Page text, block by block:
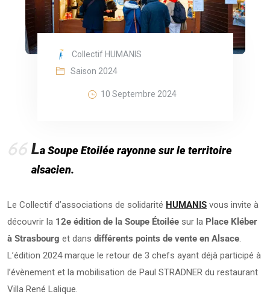
Collectif HUMANIS
Saison 2024
10 Septembre 2024
La Soupe Etoilée rayonne sur le territoire
alsacien.
Le Collectif d’associations de solidarité HUMANIS vous invite à
découvrir la 12e édition de la Soupe Étoilée sur la Place Kléber
à Strasbourg et dans différents points de vente en Alsace.
L’édition 2024 marque le retour de 3 chefs ayant déjà participé à
l’évènement et la mobilisation de Paul STRADNER du restaurant
Villa René Lalique.